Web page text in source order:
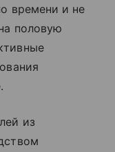
времени и не
половую
из